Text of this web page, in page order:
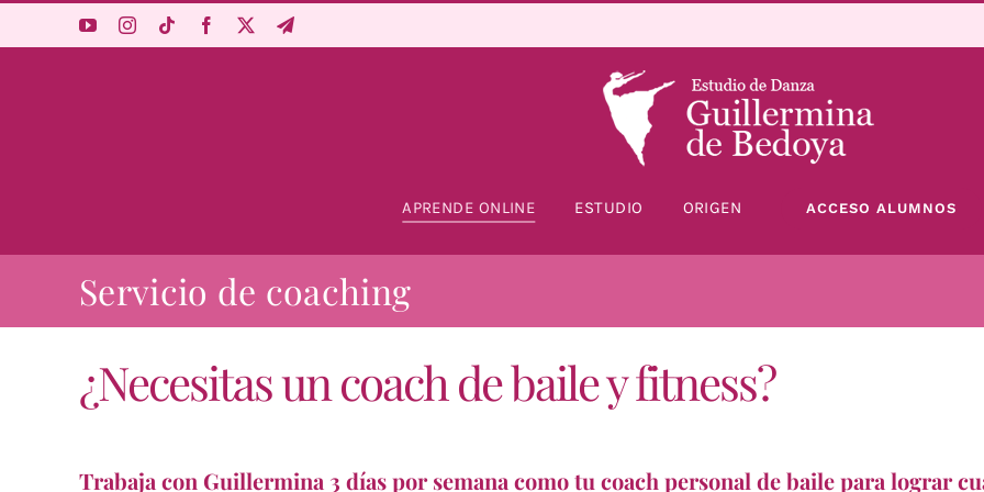
APRENDE ONLINE ESTUDIO ORIGEN ACCESO ALUMNOS
Servicio de coaching
¿Necesitas un coach de baile y fitness?
Trabaja con Guillermina 3 días por semana como tu coach personal de baile para lograr